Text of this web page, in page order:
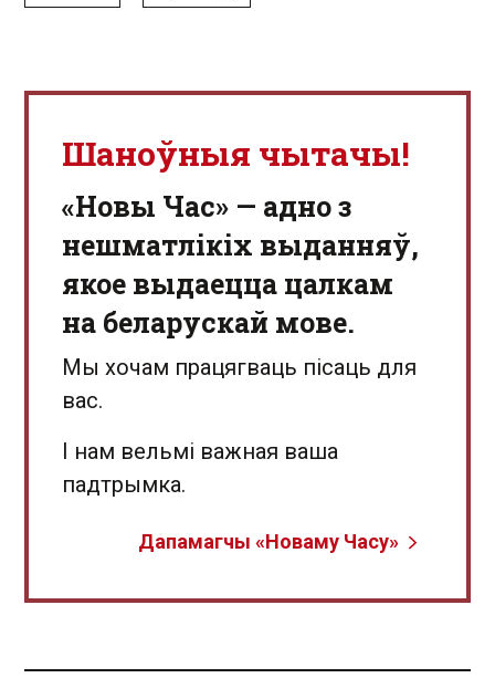
Шаноўныя чытачы!
«Новы Час» — адно з
нешматлікіх выданняў,
якое выдаецца цалкам
на беларускай мове.
Мы хочам працягваць пісаць для
вас.
І нам вельмі важная ваша
падтрымка.
Дапамагчы «Новаму Часу»